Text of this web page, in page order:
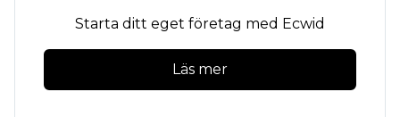
Starta ditt eget företag med Ecwid
Läs mer